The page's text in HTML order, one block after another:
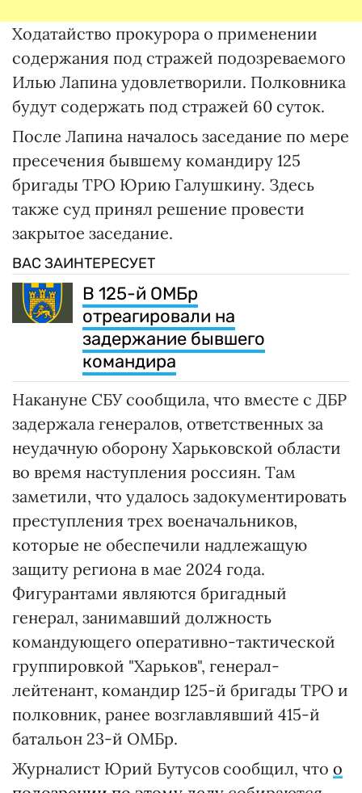
Ходатайство прокурора о применении
содержания под стражей подозреваемого
Илью Лапина удовлетворили. Полковника
будут содержать под стражей 60 суток.
После Лапина началось заседание по мере
пресечения бывшему командиру 125
бригады ТРО Юрию Галушкину. Здесь
также суд принял решение провести
закрытое заседание.
ВАС ЗАИНТЕРЕСУЕТ
В 125-й ОМБр
отреагировали на
задержание бывшего
командира
Накануне СБУ сообщила, что вместе с ДБР
задержала генералов, ответственных за
неудачную оборону Харьковской области
во время наступления россиян. Там
заметили, что удалось задокументировать
преступления трех военачальников,
которые не обеспечили надлежащую
защиту региона в мае 2024 года.
Фигурантами являются бригадный
генерал, занимавший должность
командующего оперативно-тактической
группировкой "Харьков", генерал-
лейтенант, командир 125-й бригады ТРО и
полковник, ранее возглавлявший 415-й
батальон 23-й ОМБр.
Журналист Юрий Бутусов сообщил, что о